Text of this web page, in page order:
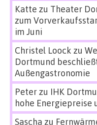
Katte zu Theater
zum
im Juni
Christel Loock zu
Dortmund
Außengastronomie
Peterzu IHK
hohe
Sascha zu